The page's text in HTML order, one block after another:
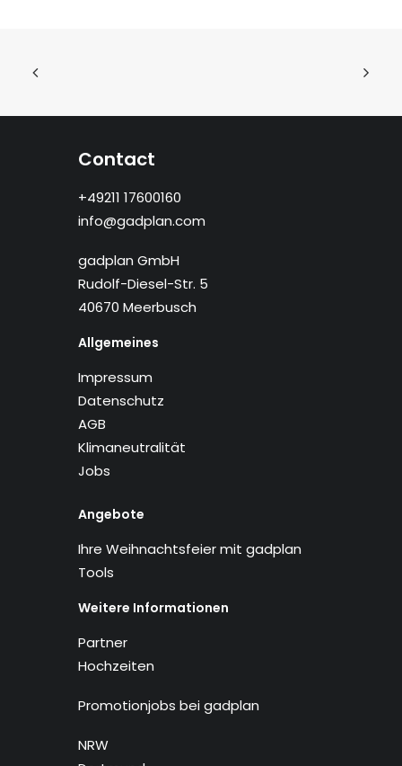
Contact
+49211 17600160
info@gadplan.com
gadplan GmbH
Rudolf-Diesel-Str. 5
40670 Meerbusch
Allgemeines
Impressum
Datenschutz
AGB
Klimaneutralität
Jobs
Angebote
Ihre Weihnachtsfeier mit gadplan
Tools
Weitere Informationen
Partner
Hochzeiten
Promotionjobs bei gadplan
NRW